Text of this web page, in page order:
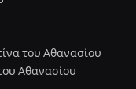
του Αθανασίου
Αθανασίου